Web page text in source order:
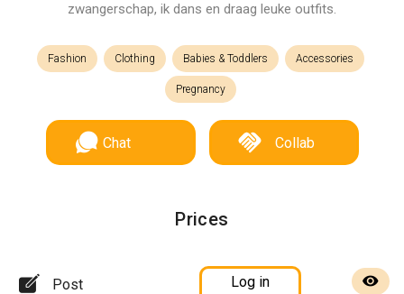
zwangerschap, ik dans en draag leuke outfits.
Fashion Clothing Babies & Toddlers Accessories
Pregnancy
Chat Collab
Prices
Post Log in